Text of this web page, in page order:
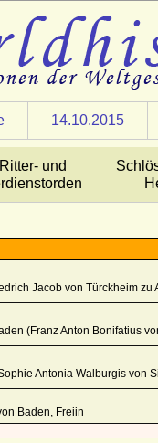
14.10.2015
Ritter- und